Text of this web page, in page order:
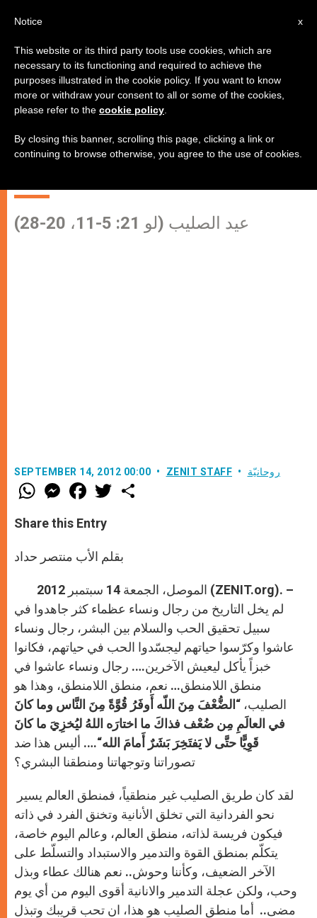
"فإِنَّ لُغَةَ الصَّليبِ حَماقةٌ عِندَ الَّذينَ
يَسلُكونَ سَبيلَ الهَلاك، وأَمَّا عِندَ الَّذينَ
يَسلُكونَ سَبيلَ الخَلاص، أَي عِندَنا،
عيد الصليب (لو 21: 5-11، 20-28)
SEPTEMBER 14, 2012 00:00 ZENIT STAFF روحانيّة
W
h
t
s
p
M
e
s
e
g
e
F
a
e
b
o
k
w
r
Share this Entry
بقلم الأب منتصر حداد
لم يخل التاريخ من رجال ونساء عظماء كثر جاهدوا في
سبيل تحقيق الحب والسلام بين البشر، رجال ونساء
عاشوا وكرّسوا حياتهم ليجسّدوا الحب في حياتهم، فكانوا
خبزاً يأكل ليعيش الآخرين…. رجال ونساء عاشوا في
منطق اللامنطق… نعم، منطق اللامنطق، وهذا هو
الصليب، “الضُّعْفَ مِنَ اللّه أَوفَرُ قُوَّةً مِنَ النَّاس وما كانَ
في العالَمِ مِن ضُعْف فذاكَ ما اختارَه اللهُ ليُخزِيَ ما كانَ
قَوِيًّا حتَّى لا يَفتَخِرَ بَشَرٌ أَمامَ الله“…. أليس هذا ضد
تصوراتنا وتوجهاتنا ومنطقنا البشري؟
نحو الفردانية التي تخلق الأنانية وتخنق الفرد في ذاته
فيكون فريسة لذاته، منطق العالم، وعالم اليوم خاصة،
يتكلّم بمنطق القوة والتدمير والاستبداد والتسلّط على
الآخر الضعيف، وكأننا وحوش.. نعم هنالك عطاء وبذل
وحب، ولكن عجلة التدمير والانانية أقوى اليوم من أي يوم
مضى.. أما منطق الصليب هو هذا، ان تحب قريبك وتبذل
x
Notice
This website or its third party tools use cookies, which are
necessary to its functioning and required to achieve the
purposes illustrated in the cookie policy. If you want to know
more or withdraw your consent to all or some of the cookies,
please refer to the cookie policy
By closing this banner, scrolling this page, clicking a link or
continuing to browse otherwise, you agree to the use of cookies.